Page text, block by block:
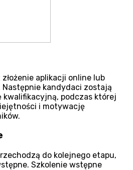
aplikacji online lub
kandydaci zostają
kwalifikacyjną, podczas której
i motywację
do kolejnego etapu,
Szkolenie wstępne